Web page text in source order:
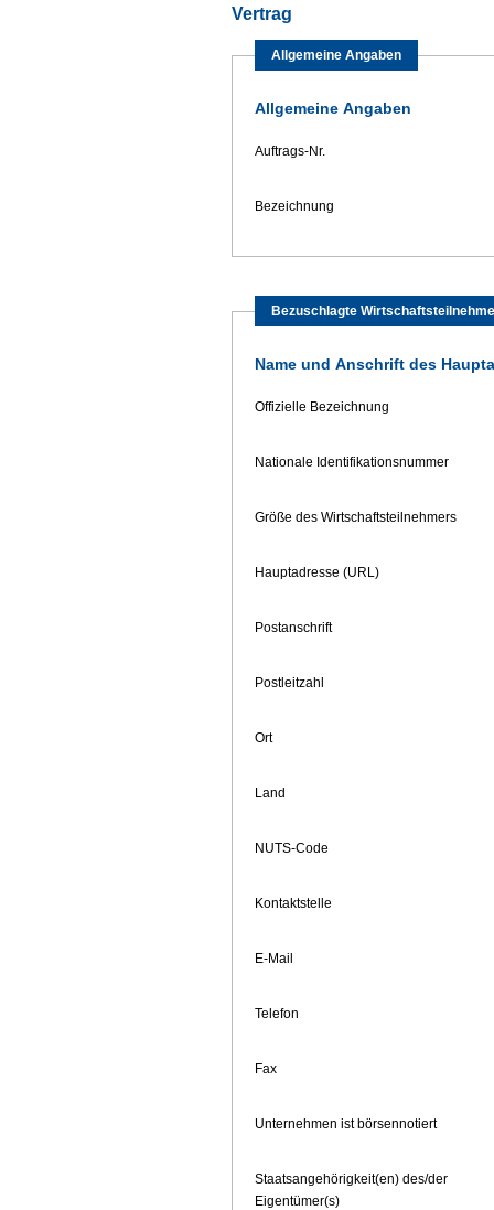
Vertrag
Allgemeine Angaben
Allgemeine Angaben
Auftrags-Nr.
Bezeichnung
Bezuschlagte
Name und Anschrift des
Offizielle Bezeichnung
Nationale Identifikationsnummer
Größe des Wirtschaftsteilnehmers
Hauptadresse (URL)
Postanschrift
Postleitzahl
Ort
Land
NUTS-Code
Kontaktstelle
E-Mail
Telefon
Fax
Unternehmen ist börsennotiert
Staatsangehörigkeit(en) des/der
Eigentümer(s)